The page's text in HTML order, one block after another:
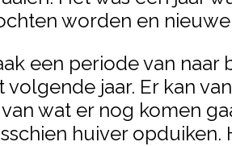
worden en
een periode van
volgende jaar. Er kan
wat er nog komen
huiver opduiken.